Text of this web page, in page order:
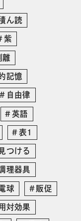
ん読
紫
離
記憶
自由律
英語
表1
見つける
理器具
球 販促
対効果